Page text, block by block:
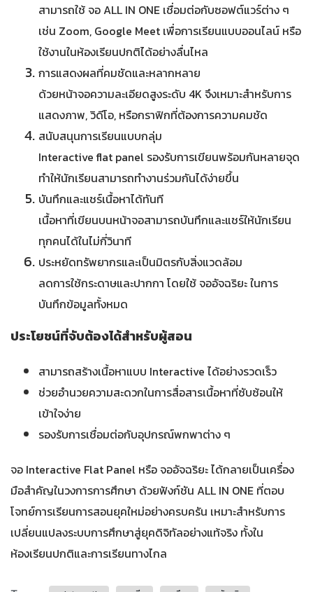
สามารถใช้ จอ ALL IN ONE เชื่อมต่อกับซอฟต์แวร์ต่าง ๆ
เช่น Zoom, Google Meet เพื่อการเรียนแบบออนไลน์ หรือ
ใช้งานในห้องเรียนปกติได้อย่างลื่นไหล
การแสดงผลที่คมชัดและหลากหลาย
ด้วยหน้าจอความละเอียดสูงระดับ 4K จึงเหมาะสำหรับการ
แสดงภาพ, วิดีโอ, หรือกราฟิกที่ต้องการความคมชัด
สนับสนุนการเรียนแบบกลุ่ม
Interactive flat panel รองรับการเขียนพร้อมกันหลายจุด
ทำให้นักเรียนสามารถทำงานร่วมกันได้ง่ายขึ้น
บันทึกและแชร์เนื้อหาได้ทันที
เนื้อหาที่เขียนบนหน้าจอสามารถบันทึกและแชร์ให้นักเรียน
ทุกคนได้ในไม่กี่วินาที
ประหยัดทรัพยากรและเป็นมิตรกับสิ่งแวดล้อม
ลดการใช้กระดาษและปากกา โดยใช้ จออัจฉริยะ ในการ
บันทึกข้อมูลทั้งหมด
ประโยชน์ที่จับต้องได้สำหรับผู้สอน
สามารถสร้างเนื้อหาแบบ Interactive ได้อย่างรวดเร็ว
ช่วยอำนวยความสะดวกในการสื่อสารเนื้อหาที่ซับซ้อนให้
เข้าใจง่าย
รองรับการเชื่อมต่อกับอุปกรณ์พกพาต่าง ๆ
จอ Interactive Flat Panel หรือ จออัจฉริยะ ได้กลายเป็นเครื่อง
มือสำคัญในวงการการศึกษา ด้วยฟังก์ชัน ALL IN ONE ที่ตอบ
โจทย์การเรียนการสอนยุคใหม่อย่างครบครัน เหมาะสำหรับการ
เปลี่ยนแปลงระบบการศึกษาสู่ยุคดิจิทัลอย่างแท้จริง ทั้งใน
ห้องเรียนปกติและการเรียนทางไกล